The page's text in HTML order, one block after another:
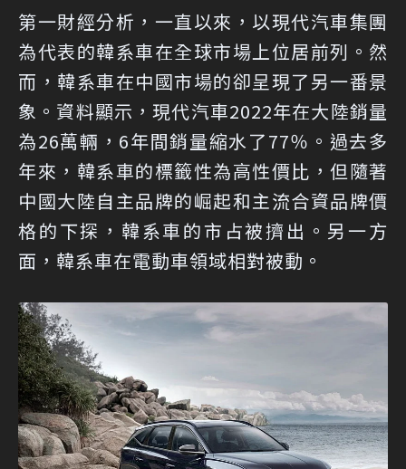
第一財經分析，一直以來，以現代汽車集團
為代表的韓系車在全球市場上位居前列。然
而，韓系車在中國市場的卻呈現了另一番景
象。資料顯示，現代汽車2022年在大陸銷量
為26萬輛，6年間銷量縮水了77％。過去多
年來，韓系車的標籤性為高性價比，但隨著
中國大陸自主品牌的崛起和主流合資品牌價
格的下探，韓系車的市占被擠出。另一方
面，韓系車在電動車領域相對被動。